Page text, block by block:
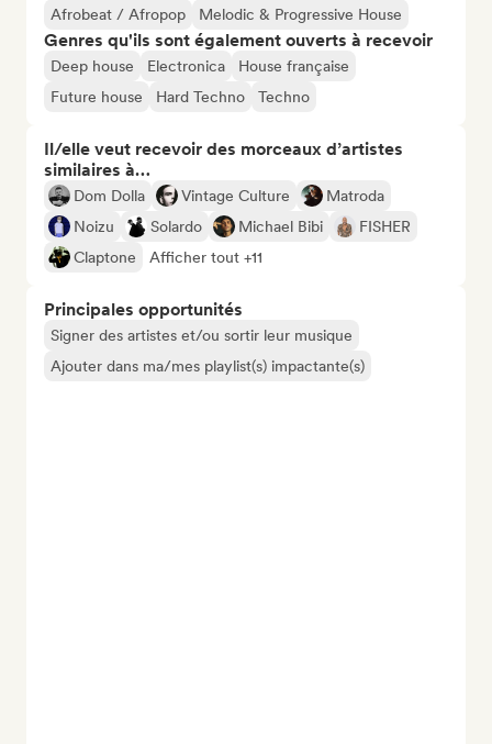
Afrobeat / Afropop Melodic & Progressive House
Genres qu'ils sont également ouverts à recevoir
Deep house Electronica
House française
Future house
Hard Techno Techno
Il/elle veut recevoir des morceaux d’artistes
similaires à…
Dom Dolla Vintage Culture
Matroda
Noizu
Solardo Michael Bibi
FISHER
Claptone
Afficher tout +11
Principales opportunités
Signer des artistes et/ou sortir leur musique
Ajouter dans ma/mes playlist(s) impactante(s)